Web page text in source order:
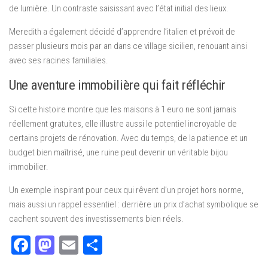
de lumière. Un contraste saisissant avec l’état initial des lieux.
Meredith a également décidé d’apprendre l’italien et prévoit de
passer plusieurs mois par an dans ce village sicilien, renouant ainsi
avec ses racines familiales.
Une aventure immobilière qui fait réfléchir
Si cette histoire montre que les maisons à 1 euro ne sont jamais
réellement gratuites, elle illustre aussi le potentiel incroyable de
certains projets de rénovation. Avec du temps, de la patience et un
budget bien maîtrisé, une ruine peut devenir un véritable bijou
immobilier.
Un exemple inspirant pour ceux qui rêvent d’un projet hors norme,
mais aussi un rappel essentiel : derrière un prix d’achat symbolique se
cachent souvent des investissements bien réels.
Facebook
Mastodon
Email